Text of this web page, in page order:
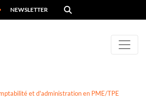
NEWSLETTER
et d'administration en PME/TPE
cookies